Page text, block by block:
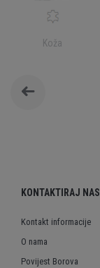
Koža
KONTAKTIRAJ NAS
Kontakt informacije
O nama
Povijest Borova